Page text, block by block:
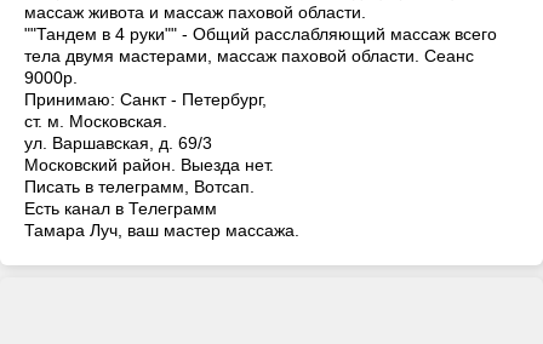
массаж живота и массаж паховой области.
""Тандем в 4 руки"" - Общий расслабляющий массаж всего
тела двумя мастерами, массаж паховой области. Сеанс
9000р.
Принимаю: Санкт - Петербург,
ст. м. Московская.
ул. Варшавская, д. 69/3
Московский район. Выезда нет.
Писать в телеграмм, Вотсап.
Есть канал в Телеграмм
Тамара Луч, ваш мастер массажа.